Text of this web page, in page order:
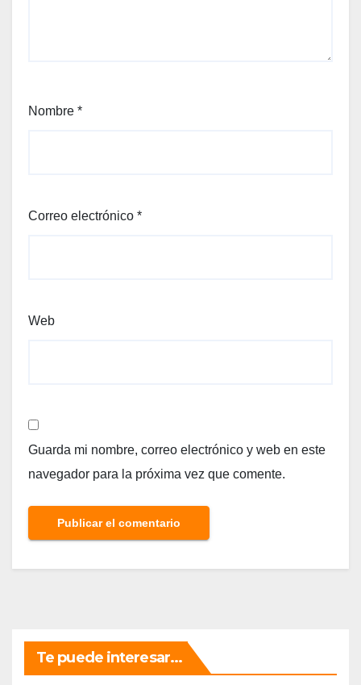
Nombre *
Correo electrónico *
Web
Guarda mi nombre, correo electrónico y web en este
navegador para la próxima vez que comente.
Te puede interesar...